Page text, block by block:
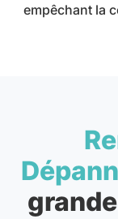
empêchant la